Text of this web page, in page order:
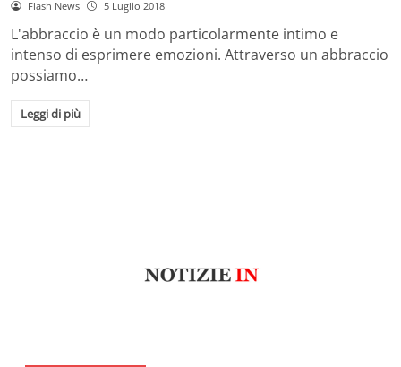
Flash News 5 Luglio 2018
L'abbraccio è un modo particolarmente intimo e
intenso di esprimere emozioni. Attraverso un abbraccio
possiamo…
Leggi di più